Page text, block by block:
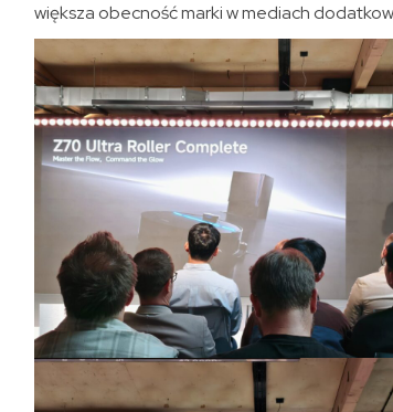
większa obecność marki w mediach